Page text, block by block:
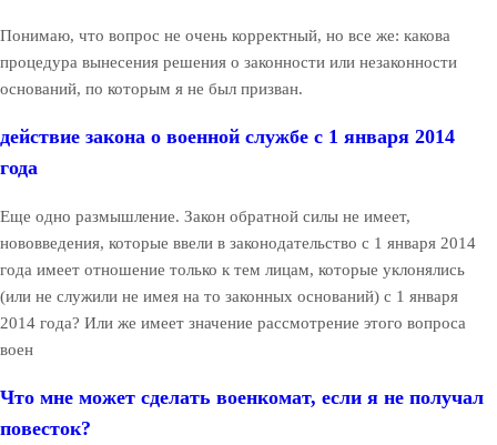
Понимаю, что вопрос не очень корректный, но все же: какова
процедура вынесения решения о законности или незаконности
оснований, по которым я не был призван.
действие закона о военной службе с 1 января 2014
года
Еще одно размышление. Закон обратной силы не имеет,
нововведения, которые ввели в законодательство с 1 января 2014
года имеет отношение только к тем лицам, которые уклонялись
(или не служили не имея на то законных оснований) с 1 января
2014 года? Или же имеет значение рассмотрение этого вопроса
воен
Что мне может сделать военкомат, если я не получал
повесток?